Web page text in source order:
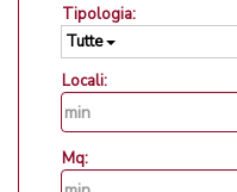
Tipologia:
Tutte
Locali:
Mq: